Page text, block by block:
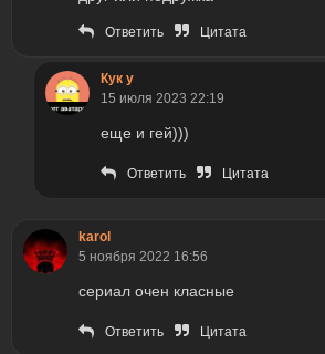
Ответить Цитата
Кук у
15 июля 2023 22:19
еще и гей)))
Ответить Цитата
karol
5 ноября 2022 16:56
сериал очен класные
Ответить Цитата